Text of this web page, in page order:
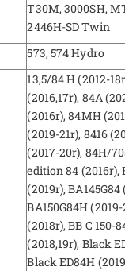
T30M, 3000SH,
2446H-SD Twin
573, 574 Hydro
13,5/84 H (2012-
(2016,17r), 84A
(2016r), 84MH
(2019-21r), 8416
(2017-20r), 84H/
edition 84 (2016r),
(2019r), BA145G84
BA150G84H
(2018r), BB C 150-
(2018,19r), Black
Black ED84H